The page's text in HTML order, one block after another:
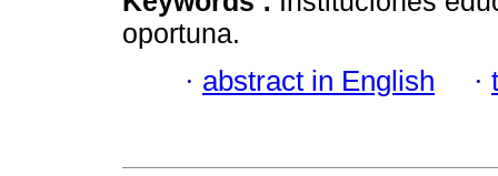
oportuna.
· abstract in English ·